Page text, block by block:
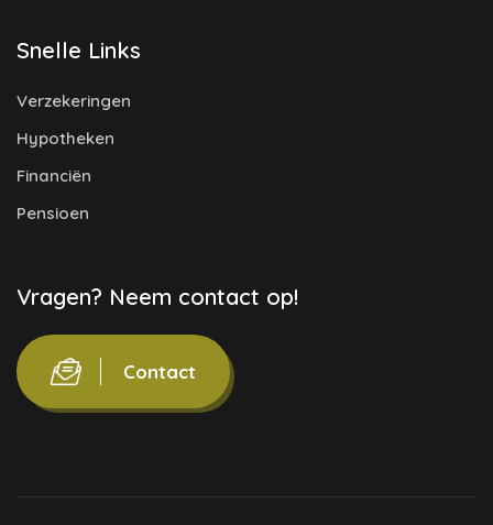
Snelle Links
Verzekeringen
Hypotheken
Financiën
Pensioen
Vragen? Neem contact op!
Contact